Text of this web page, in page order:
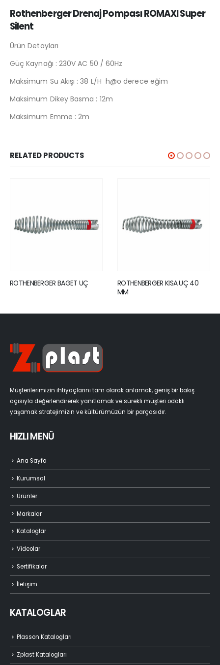
Rothenberger Drenaj Pompası ROMAXI Super
Silent
Ürün Detayları
Güç Kaynağı : 230V AC 50 / 60Hz
Maksimum Su Akışı : 38 L/H h@o derece eğim
Maksimum Dikey Basma : 12m
Maksimum Emme : 2m
RELATED PRODUCTS
ROTHENBERGER BAGET UÇ
ROTHENBERGER KISA UÇ 40
MM
Müşterilerimizin ihtiyaçlarını tam olarak anlamak, geniş bir bakış
açısıyla değerlendirerek yanıtlamak ve sürekli müşteri odaklı
yaşamak stratejimizin ve kültürümüzün bir parçasıdır.
HIZLI MENÜ
Ana Sayfa
Kurumsal
Ürünler
Markalar
Kataloglar
Videolar
Sertifikalar
İletişim
KATALOGLAR
Plasson Katalogları
Zplast Katalogları